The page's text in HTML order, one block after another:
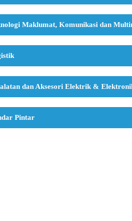
Maklumat, Komunikasi dan
dan Aksesori Elektrik &
Pintar